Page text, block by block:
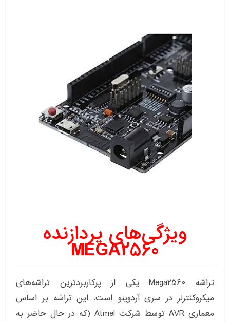
ویژگی‌های پردازنده
MEGA2560
تراشه Mega2560 یکی از پرکاربردترین تراشه‌های
میکروکنترلر در سری آردوینو است. این تراشه بر اساس
معماری AVR توسط شرکت Atmel (که در حال حاضر به